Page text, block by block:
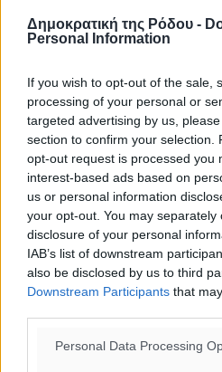
Δημοκρατική της Ρόδου -
Personal Information
If you wish to opt-out of the sale,
processing of your personal or
targeted advertising by us,
section to confirm your selection.
opt-out request is processed you
interest-based ads based on
us or personal information
your opt-out. You may
disclosure of your personal
IAB’s list of downstream
also be disclosed by us to third
Downstream Participants that
Personal Data Processing
-Πώς χορηγείται η έγκριση;
Η έγκριση για τη γεωργική
κατόπιν σχετικής
βιωσιμότητας της γεωργικής
δημόσιες εκτάσεις ως και οι
διαθέσιμες εποικιστικές
διατεθούν σε φυσικά ή
δενδροκομική ή γεωργική
κατόπιν της σχετικής μελέτης
προϋποθέσεις.
Πηγή:in.gr